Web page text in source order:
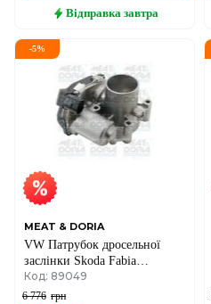
Відправка завтра
-5%
MEAT & DORIA
VW Патрубок дросельної
заслінки Skoda Fabia
I,Seat,Roomster,Polo 1.2/1.4
99-
Код: 89049
6 776 грн